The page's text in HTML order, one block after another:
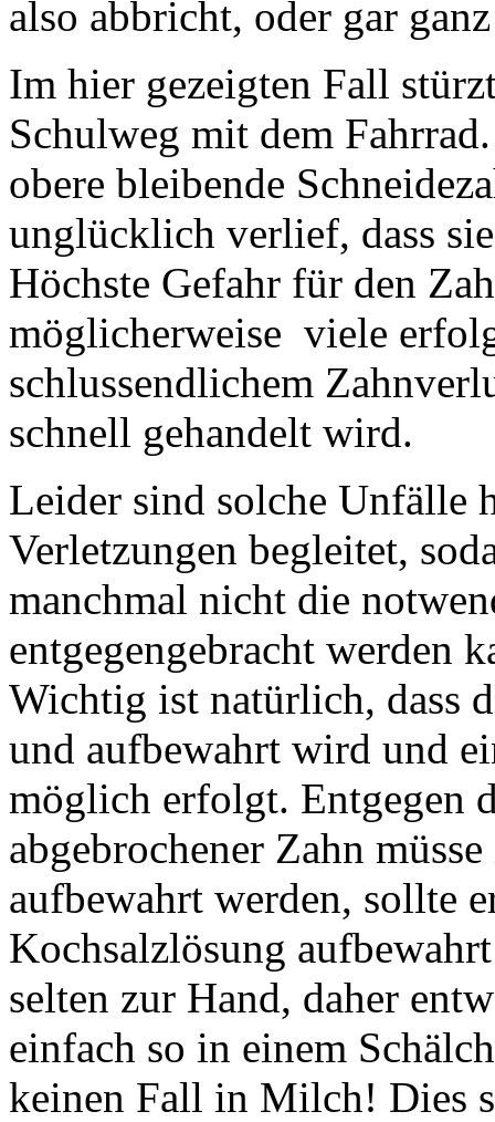
also abbricht, oder gar
Im hier gezeigten Fall
Schulweg mit dem
obere bleibende
unglücklich verlief, dass
Höchste Gefahr für den
möglicherweise viele
schlussendlichem
schnell gehandelt wird.
Leider sind solche Unfälle
Verletzungen begleitet,
manchmal nicht die
entgegengebracht werden
Wichtig ist natürlich, dass
und aufbewahrt wird und
möglich erfolgt. Entgegen
abgebrochener Zahn
aufbewahrt werden, sollte
Kochsalzlösung
selten zur Hand, daher
einfach so in einem
keinen Fall in Milch! Dies